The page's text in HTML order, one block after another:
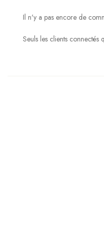
Il n'y a pas encore de
Seuls les clients